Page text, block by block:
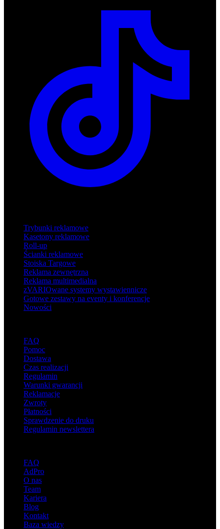
Trybunki reklamowe
Kasetony reklamowe
Roll-up
Ścianki reklamowe
Stoiska Targowe
Reklama zewnętrzna
Reklama multimedialna
zVARIOwane systemy wystawiennicze
Gotowe zestawy na eventy i konferencje
Nowości
FAQ
Pomoc
Dostawa
Czas realizacji
Regulamin
Warunki gwarancji
Reklamacje
Zwroty
Płatności
Sprawdzenie do druku
Regulamin newslettera
FAQ
AdPro
O nas
Team
Kariera
Blog
Kontakt
Baza wiedzy